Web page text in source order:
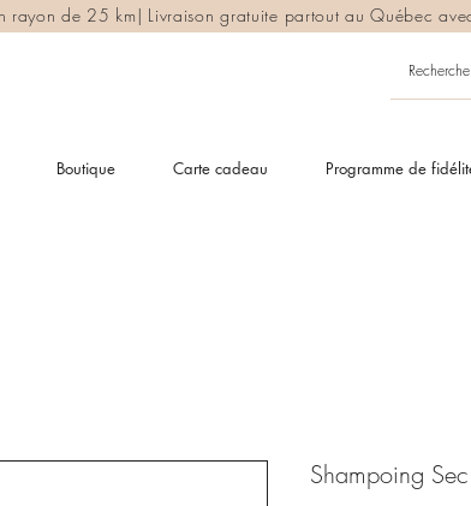
rayon de 25 km| Livraison gratuite partout au Québec
Boutique Carte cadeau Programme de
Shampoing